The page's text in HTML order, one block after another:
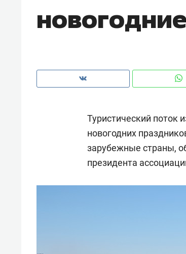
Туристический поток
новогодних
зарубежные страны,
президента
чем интересен Оман?
Рекомендуем